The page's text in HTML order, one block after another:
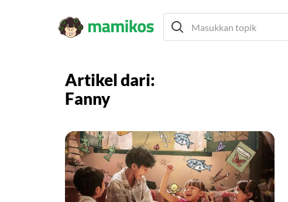
Artikel dari:
Fanny